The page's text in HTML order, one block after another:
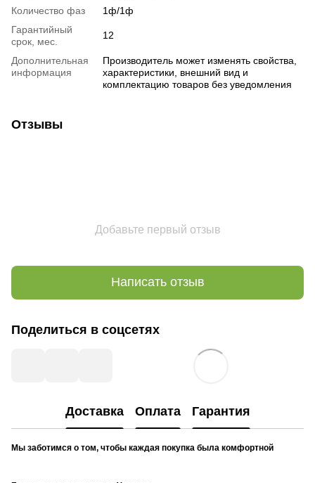
Количество фаз
1ф/1ф
Гарантийный
срок, мес.
12
Дополнительная
информация
Производитель может изменять свойства,
характеристики, внешний вид и
комплектацию товаров без уведомления
Отзывы
Добавьте первый отзыв
Написать отзыв
Поделиться в соцсетях
Доставка Оплата Гарантия
Мы заботимся о том, чтобы каждая покупка была комфортной